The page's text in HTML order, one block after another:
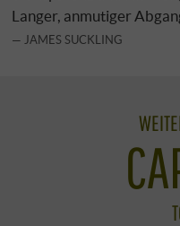
Langer, anmutiger
JAMES SUCKLING